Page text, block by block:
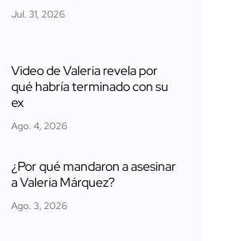
Jul. 31, 2026
Video de Valeria revela por
qué habría terminado con su
ex
Ago. 4, 2026
¿Por qué mandaron a asesinar
a Valeria Márquez?
Ago. 3, 2026